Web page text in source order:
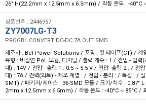
26" H(22.2mm x 12.5mm x 6.5mm) / 작동 온도 : -40°C
상품번호 : 2446957
ZY7007LG-T3
PROGBL CONVERT DC-DC 7A OUT SMD
제조사 : Bel Power Solutions / 포장 : 컷 테이프(CT) / 계
유형 : 비절연 PoL 모듈, 디지털 / 출력 개수 : 1 / 전압 - 입력
대) : 14V / 전압 - 출력 1 : 0.5 ~ 5.5 V / 전압 -출력 2 : / 전
대) : 7A / 전력(와트) - 제조 계열 : / 전압 - 분리 : / 특징 : /
SMT) / 패키지/케이스 : 36-SMD 모듈 / 크기/치수 : 0.87"
2mm x 12.5mm x 6.5mm) / 작동 온도 : -40°C ~ 85°C /